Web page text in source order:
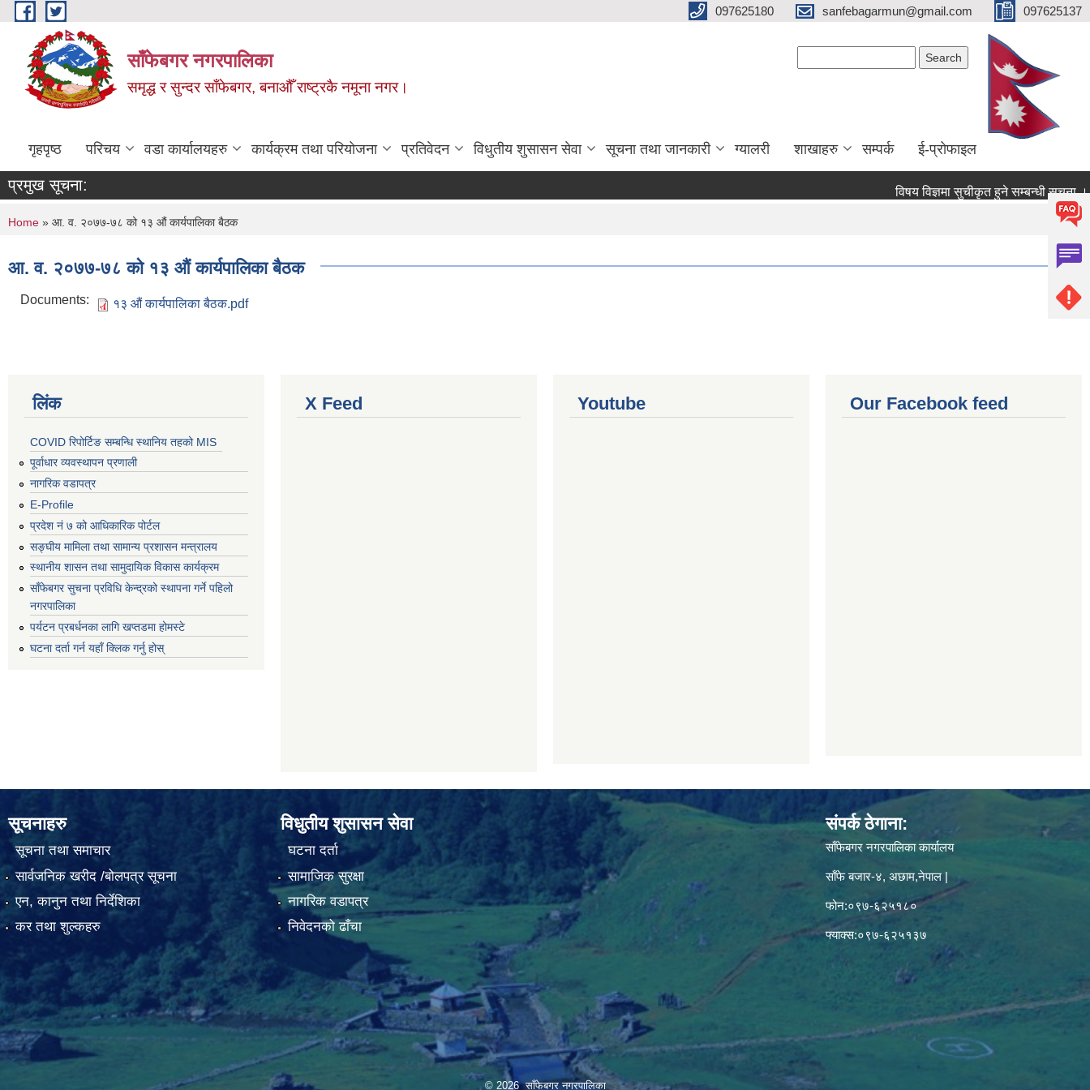
Skip to main content 097625180 sanfebagarmun@gmail.com 097625137
साँफेबगर नगरपालिका
समृद्ध र सुन्दर साँफेबगर, बनाऔँ राष्ट्रकै नमूना नगर।
गृहपृष्ठ परिचय वडा कार्यालयहरु कार्यक्रम तथा परियोजना प्रतिवेदन विधुतीय शुसासन सेवा सूचना तथा जानकारी ग्यालरी शाखाहरु सम्पर्क ई-प्रोफाइल
प्रमुख सूचना: विषय विज्ञमा सुचीकृत हुने सम्बन्धी सूचना ।
You are here
Home » आ. व. २०७७-७८ को १३ औं कार्यपालिका बैठक
आ. व. २०७७-७८ को १३ औं कार्यपालिका बैठक
Documents: १३ औं कार्यपालिका बैठक.pdf
लिंक
COVID रिपोर्टिङ सम्बन्धि स्थानिय तहको MIS
पूर्वाधार व्यवस्थापन प्रणाली
नागरिक वडापत्र
E-Profile
प्रदेश नं ७ को आधिकारिक पोर्टल
सङ्घीय मामिला तथा सामान्य प्रशासन मन्त्रालय
स्थानीय शासन तथा सामुदायिक विकास कार्यक्रम
साँफेबगर सुचना प्रविधि केन्द्रको स्थापना गर्ने पहिलो
नगरपालिका
पर्यटन प्रबर्धनका लागि खप्तडमा होमस्टे
घटना दर्ता गर्न यहाँ क्लिक गर्नु होस्
X Feed Youtube Our Facebook feed
सूचनाहरु
सूचना तथा समाचार
सार्वजनिक खरीद /बोलपत्र सूचना
एन, कानुन तथा निर्देशिका
कर तथा शुल्कहरु
विधुतीय शुसासन सेवा
घटना दर्ता
सामाजिक सुरक्षा
नागरिक वडापत्र
निवेदनको ढाँचा
संपर्क ठेगाना:
साँफेबगर नगरपालिका कार्यालय
साँफे बजार-४, अछाम,नेपाल |
फोन:०९७-६२५१८०
फ्याक्स:०९७-६२५१३७
© 2026 साँफेबगर नगरपालिका